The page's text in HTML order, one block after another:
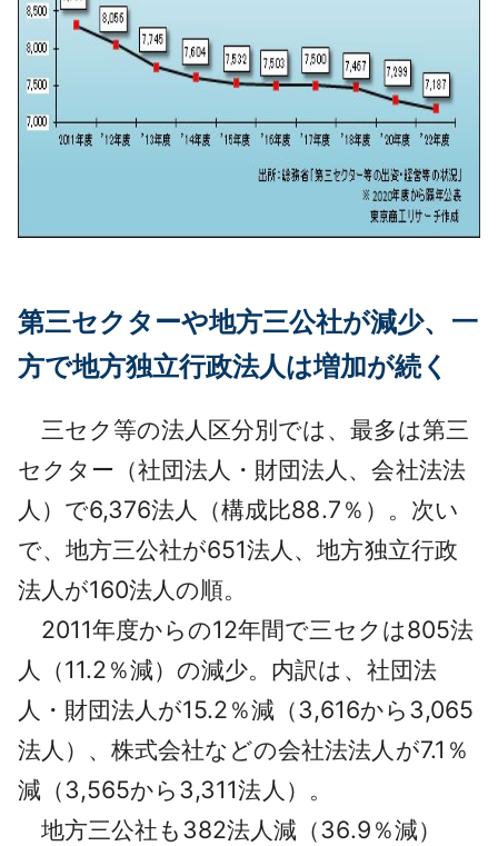
第三セクターや地方三公社が減少、一
方で地方独立行政法人は増加が続く
三セク等の法人区分別では、最多は第三
セクター（社団法人・財団法人、会社法法
人）で6,376法人（構成比88.7％）。次い
で、地方三公社が651法人、地方独立行政
法人が160法人の順。
2011年度からの12年間で三セクは805法
人（11.2％減）の減少。内訳は、社団法
人・財団法人が15.2％減（3,616から3,065
法人）、株式会社などの会社法法人が7.1％
減（3,565から3,311法人）。
地方三公社も382法人減（36.9％減）